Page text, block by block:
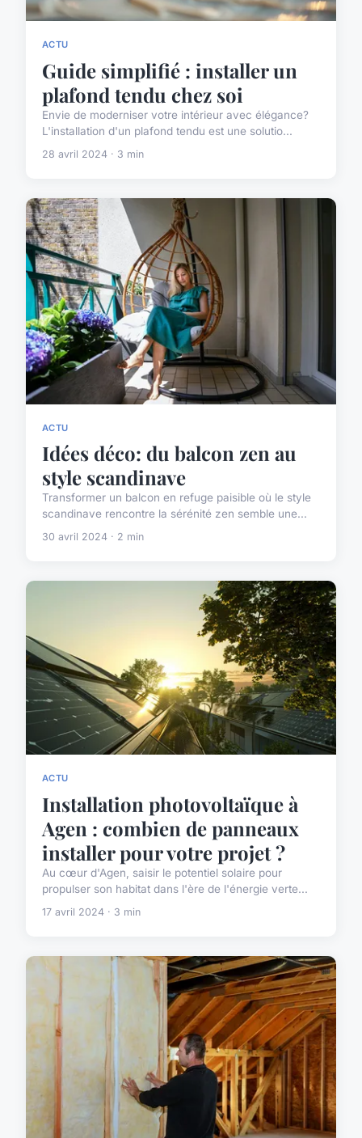
ACTU
Guide simplifié : installer un
plafond tendu chez soi
Envie de moderniser votre intérieur avec élégance?
L'installation d'un plafond tendu est une solutio...
28 avril 2024 · 3 min
ACTU
Idées déco: du balcon zen au
style scandinave
Transformer un balcon en refuge paisible où le style
scandinave rencontre la sérénité zen semble une...
30 avril 2024 · 2 min
ACTU
Installation photovoltaïque à
Agen : combien de panneaux
installer pour votre projet ?
Au cœur d'Agen, saisir le potentiel solaire pour
propulser son habitat dans l'ère de l'énergie verte...
17 avril 2024 · 3 min